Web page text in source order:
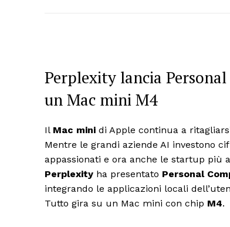
Perplexity lancia
un Mac mini M4
Il Mac mini di Apple continua a
Mentre le grandi aziende AI investono
appassionati e ora anche le startup più
Perplexity ha presentato Personal
integrando le applicazioni locali
Tutto gira su un Mac mini con chip M4.